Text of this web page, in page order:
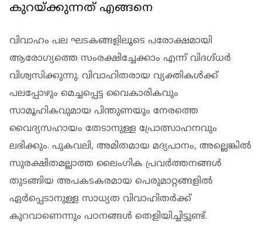
കുറയ്ക്കുന്നത് എങ്ങനെ
വിവാഹം പല ഘടകങ്ങളിലൂടെ പരോക്ഷമായി
ആരോഗ്യത്തെ സംരക്ഷിച്ചേക്കാം എന്ന് വിദഗ്ദ്ധര്‍
വിശ്വസിക്കുന്നു. വിവാഹിതരായ വ്യക്തികള്‍ക്ക്
പലപ്പോഴും മെച്ചപ്പെട്ട വൈകാരികവും
സാമൂഹികവുമായ പിന്തുണയും നേരത്തെ
വൈദ്യസഹായം തേടാനുള്ള പ്രോത്സാഹനവും
ലഭിക്കും. പുകവലി, അമിതമായ മദ്യപാനം, അല്ലെങ്കില്‍
സുരക്ഷിതമല്ലാത്ത ലൈംഗിക പ്രവര്‍ത്തനങ്ങള്‍
തുടങ്ങിയ അപകടകരമായ പെരുമാറ്റങ്ങളില്‍
ഏര്‍പ്പെടാനുള്ള സാധ്യത വിവാഹിതര്‍ക്ക്
കുറവാണെന്നും പഠനങ്ങള്‍ തെളിയിച്ചിട്ടുണ്ട്.